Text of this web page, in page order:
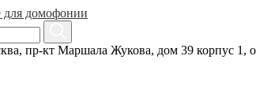
для домофонии
пр-кт Маршала Жукова, дом 39 корпус 1,